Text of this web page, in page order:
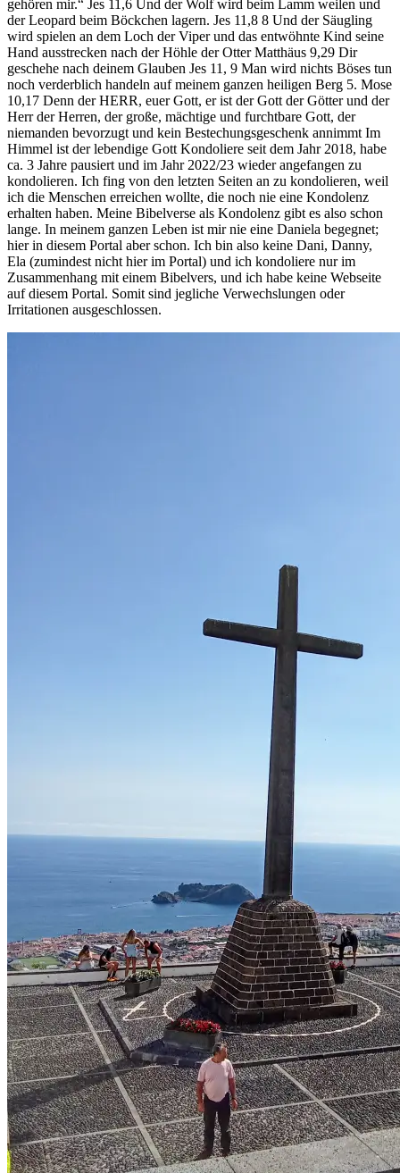
gehören mir.“ Jes 11,6 Und der Wolf wird beim Lamm weilen und
der Leopard beim Böckchen lagern. Jes 11,8 8 Und der Säugling
wird spielen an dem Loch der Viper und das entwöhnte Kind seine
Hand ausstrecken nach der Höhle der Otter Matthäus 9,29 Dir
geschehe nach deinem Glauben Jes 11, 9 Man wird nichts Böses tun
noch verderblich handeln auf meinem ganzen heiligen Berg 5. Mose
10,17 Denn der HERR, euer Gott, er ist der Gott der Götter und der
Herr der Herren, der große, mächtige und furchtbare Gott, der
niemanden bevorzugt und kein Bestechungsgeschenk annimmt Im
Himmel ist der lebendige Gott Kondoliere seit dem Jahr 2018, habe
ca. 3 Jahre pausiert und im Jahr 2022/23 wieder angefangen zu
kondolieren. Ich fing von den letzten Seiten an zu kondolieren, weil
ich die Menschen erreichen wollte, die noch nie eine Kondolenz
erhalten haben. Meine Bibelverse als Kondolenz gibt es also schon
lange. In meinem ganzen Leben ist mir nie eine Daniela begegnet;
hier in diesem Portal aber schon. Ich bin also keine Dani, Danny,
Ela (zumindest nicht hier im Portal) und ich kondoliere nur im
Zusammenhang mit einem Bibelvers, und ich habe keine Webseite
auf diesem Portal. Somit sind jegliche Verwechslungen oder
Irritationen ausgeschlossen.